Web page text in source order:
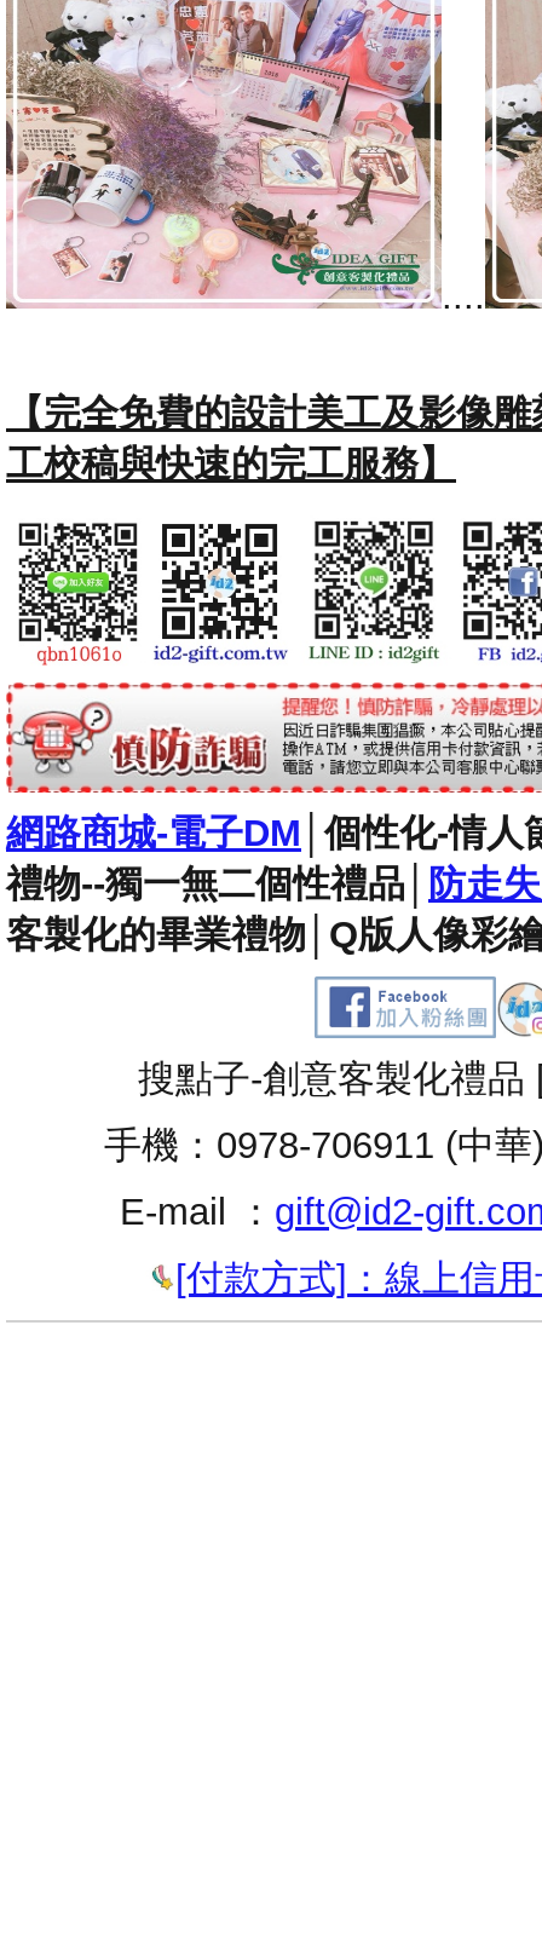
....
【完全免費的設計美工及影像
工校稿與快速的完工服務】
網路商城-電子DM │個性化-情人
禮物--獨一無二個性禮品
防走
客製化的畢業禮物 Q版人像彩
搜點子-創意客製化禮
手機：0978-706911 (中
E-mail ： gift@id2-
[付款方式]：線上信